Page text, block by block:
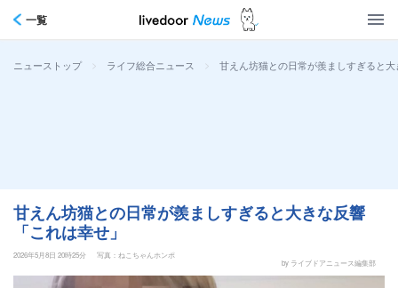
一覧
ニューストップ > ライフ総合ニュース > 甘えん坊猫との日常が羨ましすぎると
甘えん坊猫との日常が羨ましすぎると大きな反響
「これは幸せ」
2026年5月8日 20時25分
写真：ねこちゃんホンポ
by ライブドアニュース編集部